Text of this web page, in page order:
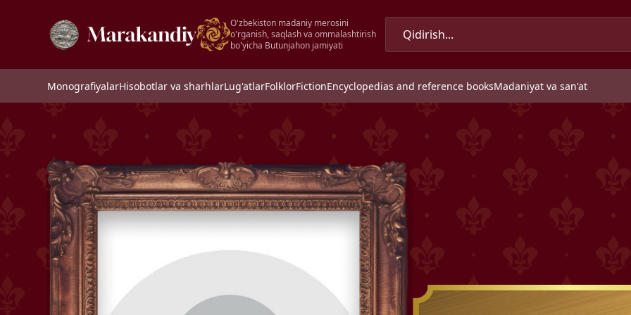
O'zbekiston madaniy merosini
o'rganish, saqlash va ommalashtirish
bo'yicha Butunjahon jamiyati
MonografiyalarHisobotlar va sharhlarLug'atlarFolklorFictionEncyclopedias and reference booksMadaniyat va san'at